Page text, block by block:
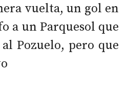
vuelta, un gol en
a un Parquesol que
Pozuelo, pero que